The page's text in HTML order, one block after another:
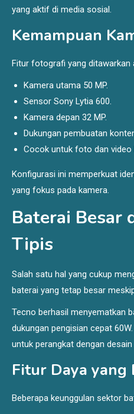
yang aktif di media sosial.
Kemampuan
Fitur fotografi yang ditawarkan
Kamera utama 50 MP.
Sensor Sony Lytia 600.
Kamera depan 32 MP.
Dukungan pembuatan
Cocok untuk foto dan video
Konfigurasi ini memperkuat
yang fokus pada kamera.
Baterai Besar
Tipis
Salah satu hal yang cukup
baterai yang tetap besar
Tecno berhasil menyematkan
dukungan pengisian cepat
untuk perangkat dengan
Fitur Daya yang
Beberapa keunggulan sektor